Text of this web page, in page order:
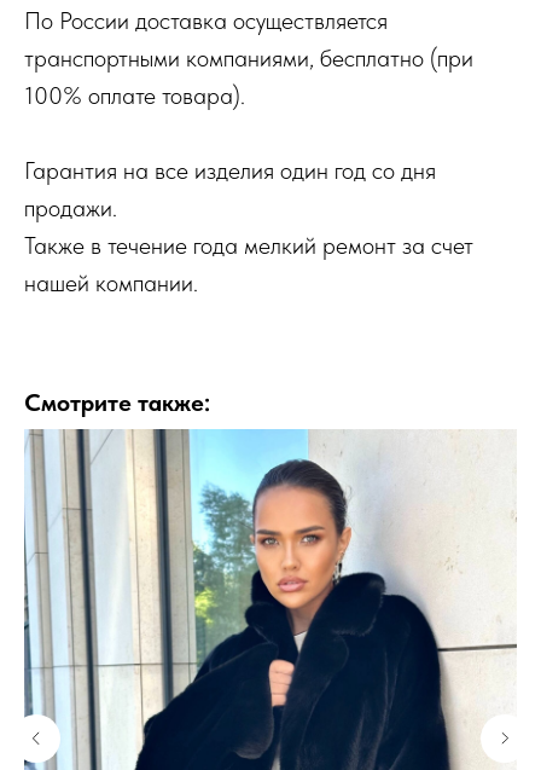
По России доставка осуществляется
транспортными компаниями, бесплатно (при
100% оплате товара).
Гарантия на все изделия один год со дня
продажи.
Также в течение года мелкий ремонт за счет
нашей компании.
Смотрите также: